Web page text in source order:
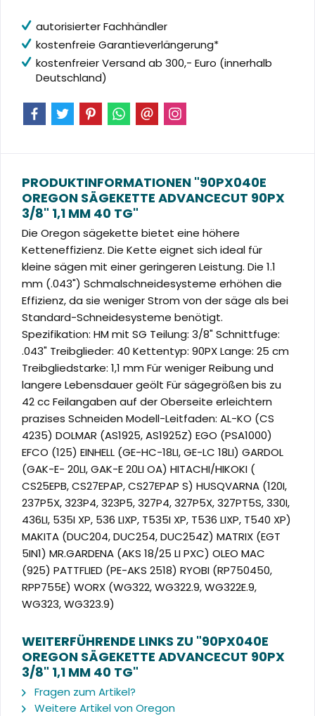
autorisierter Fachhändler
kostenfreie Garantieverlängerung*
kostenfreier Versand ab 300,- Euro (innerhalb
Deutschland)
PRODUKTINFORMATIONEN "90PX040E
OREGON SÄGEKETTE ADVANCECUT 90PX
3/8" 1,1 MM 40 TG"
Die Oregon sägekette bietet eine höhere
Ketteneffizienz. Die Kette eignet sich ideal für
kleine sägen mit einer geringeren Leistung. Die 1.1
mm (.043") Schmalschneidesysteme erhöhen die
Effizienz, da sie weniger Strom von der säge als bei
Standard-Schneidesysteme benötigt.
Spezifikation: HM mit SG Teilung: 3/8" Schnittfuge:
.043" Treibglieder: 40 Kettentyp: 90PX Lange: 25 cm
Treibgliedstarke: 1,1 mm Für weniger Reibung und
langere Lebensdauer geölt Für sägegrößen bis zu
42 cc Feilangaben auf der Oberseite erleichtern
prazises Schneiden Modell-Leitfaden: AL-KO (CS
4235) DOLMAR (AS1925, AS1925Z) EGO (PSA1000)
EFCO (125) EINHELL (GE-HC-18LI, GE-LC 18LI) GARDOL
(GAK-E- 20LI, GAK-E 20LI OA) HITACHI/HIKOKI (
CS25EPB, CS27EPAP, CS27EPAP S) HUSQVARNA (120I,
237P5X, 323P4, 323P5, 327P4, 327P5X, 327PT5S, 330I,
436LI, 535I XP, 536 LIXP, T535I XP, T536 LIXP, T540 XP)
MAKITA (DUC204, DUC254, DUC254Z) MATRIX (EGT
5IN1) MR.GARDENA (AKS 18/25 LI PXC) OLEO MAC
(925) PATTFLIED (PE-AKS 2518) RYOBI (RP750450,
RPP755E) WORX (WG322, WG322.9, WG322E.9,
WG323, WG323.9)
WEITERFÜHRENDE LINKS ZU "90PX040E
OREGON SÄGEKETTE ADVANCECUT 90PX
3/8" 1,1 MM 40 TG"
Fragen zum Artikel?
Weitere Artikel von Oregon